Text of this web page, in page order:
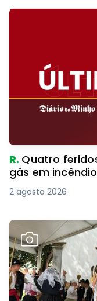
R. Quatro
gás em
2 agosto 2026